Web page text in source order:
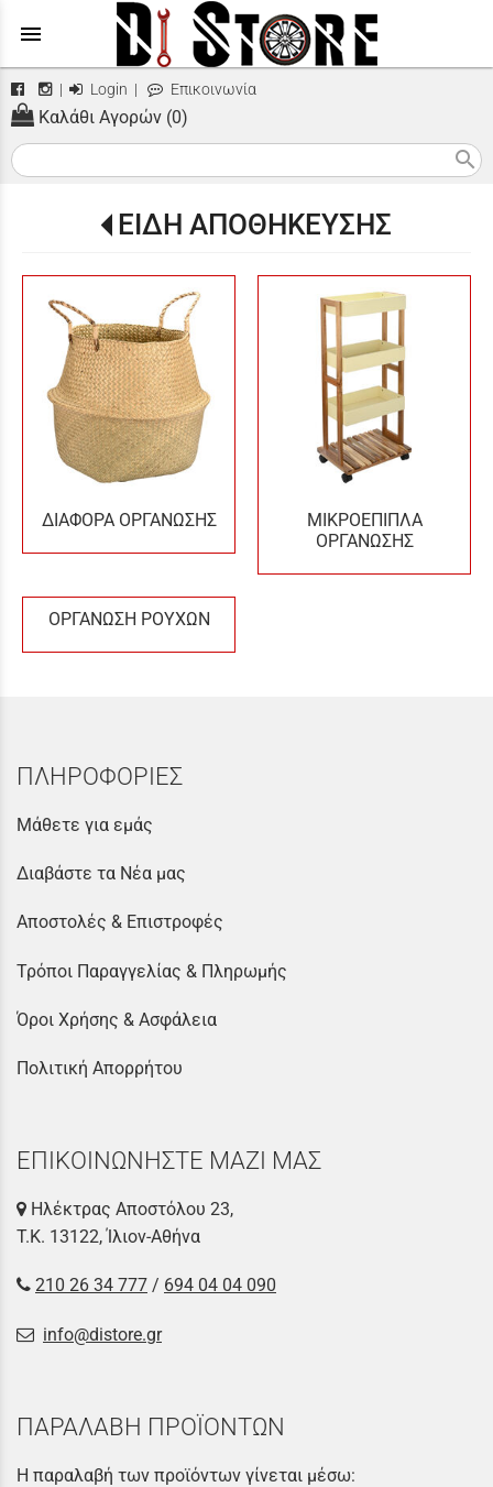
menu
| Login | Επικοινωνία
Καλάθι Αγορών (0)
search
ΕΙΔΗ ΑΠΟΘΗΚΕΥΣΗΣ
ΔΙΑΦΟΡΑ ΟΡΓΑΝΩΣΗΣ
ΜΙΚΡΟΕΠΙΠΛΑ
ΟΡΓΑΝΩΣΗΣ
ΟΡΓΑΝΩΣΗ ΡΟΥΧΩΝ
ΠΛΗΡΟΦΟΡΙΕΣ
Μάθετε για εμάς
Διαβάστε τα Νέα μας
Αποστολές & Επιστροφές
Τρόποι Παραγγελίας & Πληρωμής
Όροι Χρήσης & Ασφάλεια
Πολιτική Απορρήτου
ΕΠΙΚΟΙΝΩΝΗΣΤΕ ΜΑΖΙ ΜΑΣ
Ηλέκτρας Αποστόλου 23,
Τ.Κ. 13122, Ίλιον-Αθήνα
210 26 34 777 / 694 04 04 090
info@distore.gr
ΠΑΡΑΛΑΒΗ ΠΡΟΪΟΝΤΩΝ
Η παραλαβή των προϊόντων γίνεται μέσω: